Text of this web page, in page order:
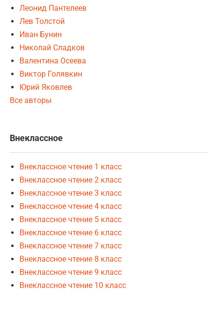
Леонид Пантелеев
Лев Толстой
Иван Бунин
Николай Сладков
Валентина Осеева
Виктор Голявкин
Юрий Яковлев
Все авторы
Внеклассное
Внеклассное чтение 1 класс
Внеклассное чтение 2 класс
Внеклассное чтение 3 класс
Внеклассное чтение 4 класс
Внеклассное чтение 5 класс
Внеклассное чтение 6 класс
Внеклассное чтение 7 класс
Внеклассное чтение 8 класс
Внеклассное чтение 9 класс
Внеклассное чтение 10 класс